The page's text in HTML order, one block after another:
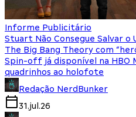
Informe Publicitário
Stuart Não Consegue Salvar o
The Big Bang Theory com
Spin-off já disponível na HBO
quadrinhos ao holofote
Redação NerdBunker
31.jul.26